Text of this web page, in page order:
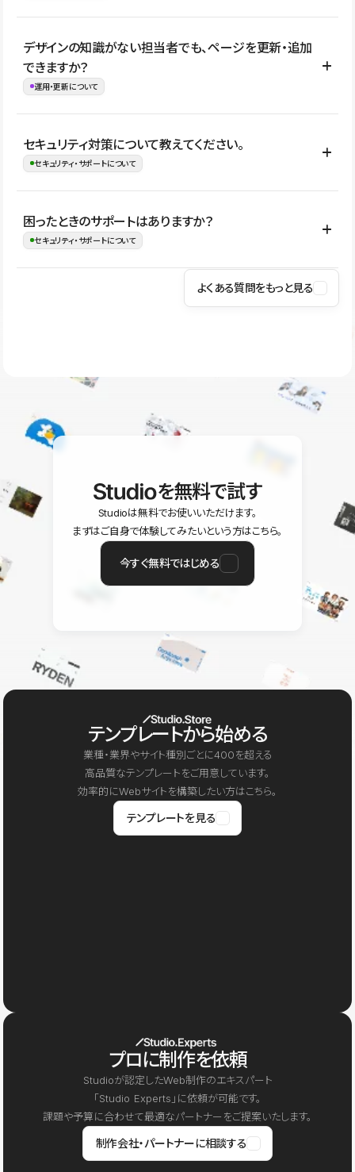
ない段階でも、お問い合わせください。
お問合せはこちら
公開ページ数、バージョン履歴の期間、CMS利用数の上限、権限
管理の有無などがプランごとに異なります。詳しくは料金プランペ
ージをご覧ください。
デザインの知識がない担当者でも、ページを更新・追加
できますか？
運用・更新について
はい。CMSやコンポーネントを活用して更新範囲を設計しておく
ことで、デザインを崩しにくい状態で運用できます。 さらにコン
ながらレイアウトに影響を与えずに更新作業を進めやすくなりま
す。
セキュリティ対策について教えてください。
セキュリティ・サポートについて
Studioでは、公開サイトやサービスを安全に利用できるよう、通信
の暗号化、データ保護、アクセス管理、脆弱性対策など、複数の観
はSSL/TLSによる通信暗号化に対応しており、悪質なスクリプトの
困ったときのサポートはありますか？
セキュリティ・サポートについて
操作方法や機能については、ヘルプセンターでご確認いただけま
ユーザー同士で質問・相談できるコミュニティもご利用ください。
よくある質問をもっと見る
を無料で試す
Studioは無料でお使いいただけます。
まずはご自身で体験してみたいという方はこちら。
今すぐ無料ではじめる
テンプレートから始める
業種・業界やサイト種別ごとに400を超える
高品質なテンプレートをご用意しています。
効率的にWebサイトを構築したい方はこちら。
テンプレートを見る
プロに制作を依頼
Studioが認定したWeb制作のエキスパート
「Studio Experts」に依頼が可能です。
課題や予算に合わせて最適なパートナーをご提案いたします。
制作会社・パートナーに相談する